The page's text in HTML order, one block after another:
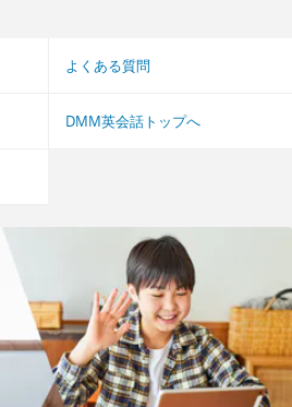
よくある質問
DMM英会話トップへ